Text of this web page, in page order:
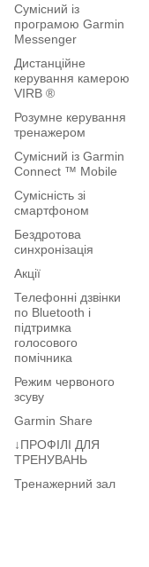
Сумісний із
програмою Garmin
Messenger
Дистанційне
керування камерою
VIRB ®
Розумне керування
тренажером
Сумісний із Garmin
Connect ™ Mobile
Сумісність зі
смартфоном
Бездротова
синхронізація
Акції
Телефонні дзвінки
по Bluetooth і
підтримка
голосового
помічника
Режим червоного
зсуву
Garmin Share
↓ПРОФІЛІ ДЛЯ
ТРЕНУВАНЬ
Тренажерний зал